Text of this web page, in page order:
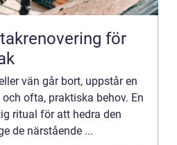
för
vän går bort, uppstår en
ofta, praktiska behov. En
ritual för att hedra den
de närstående ...